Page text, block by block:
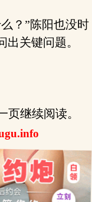
？”陈阳也没时
关键问题。
页继续阅读。